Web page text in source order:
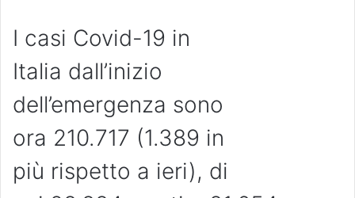
I casi Covid-19 in
Italia dall’inizio
dell’emergenza sono
ora 210.717 (1.389 in
più rispetto a ieri), di